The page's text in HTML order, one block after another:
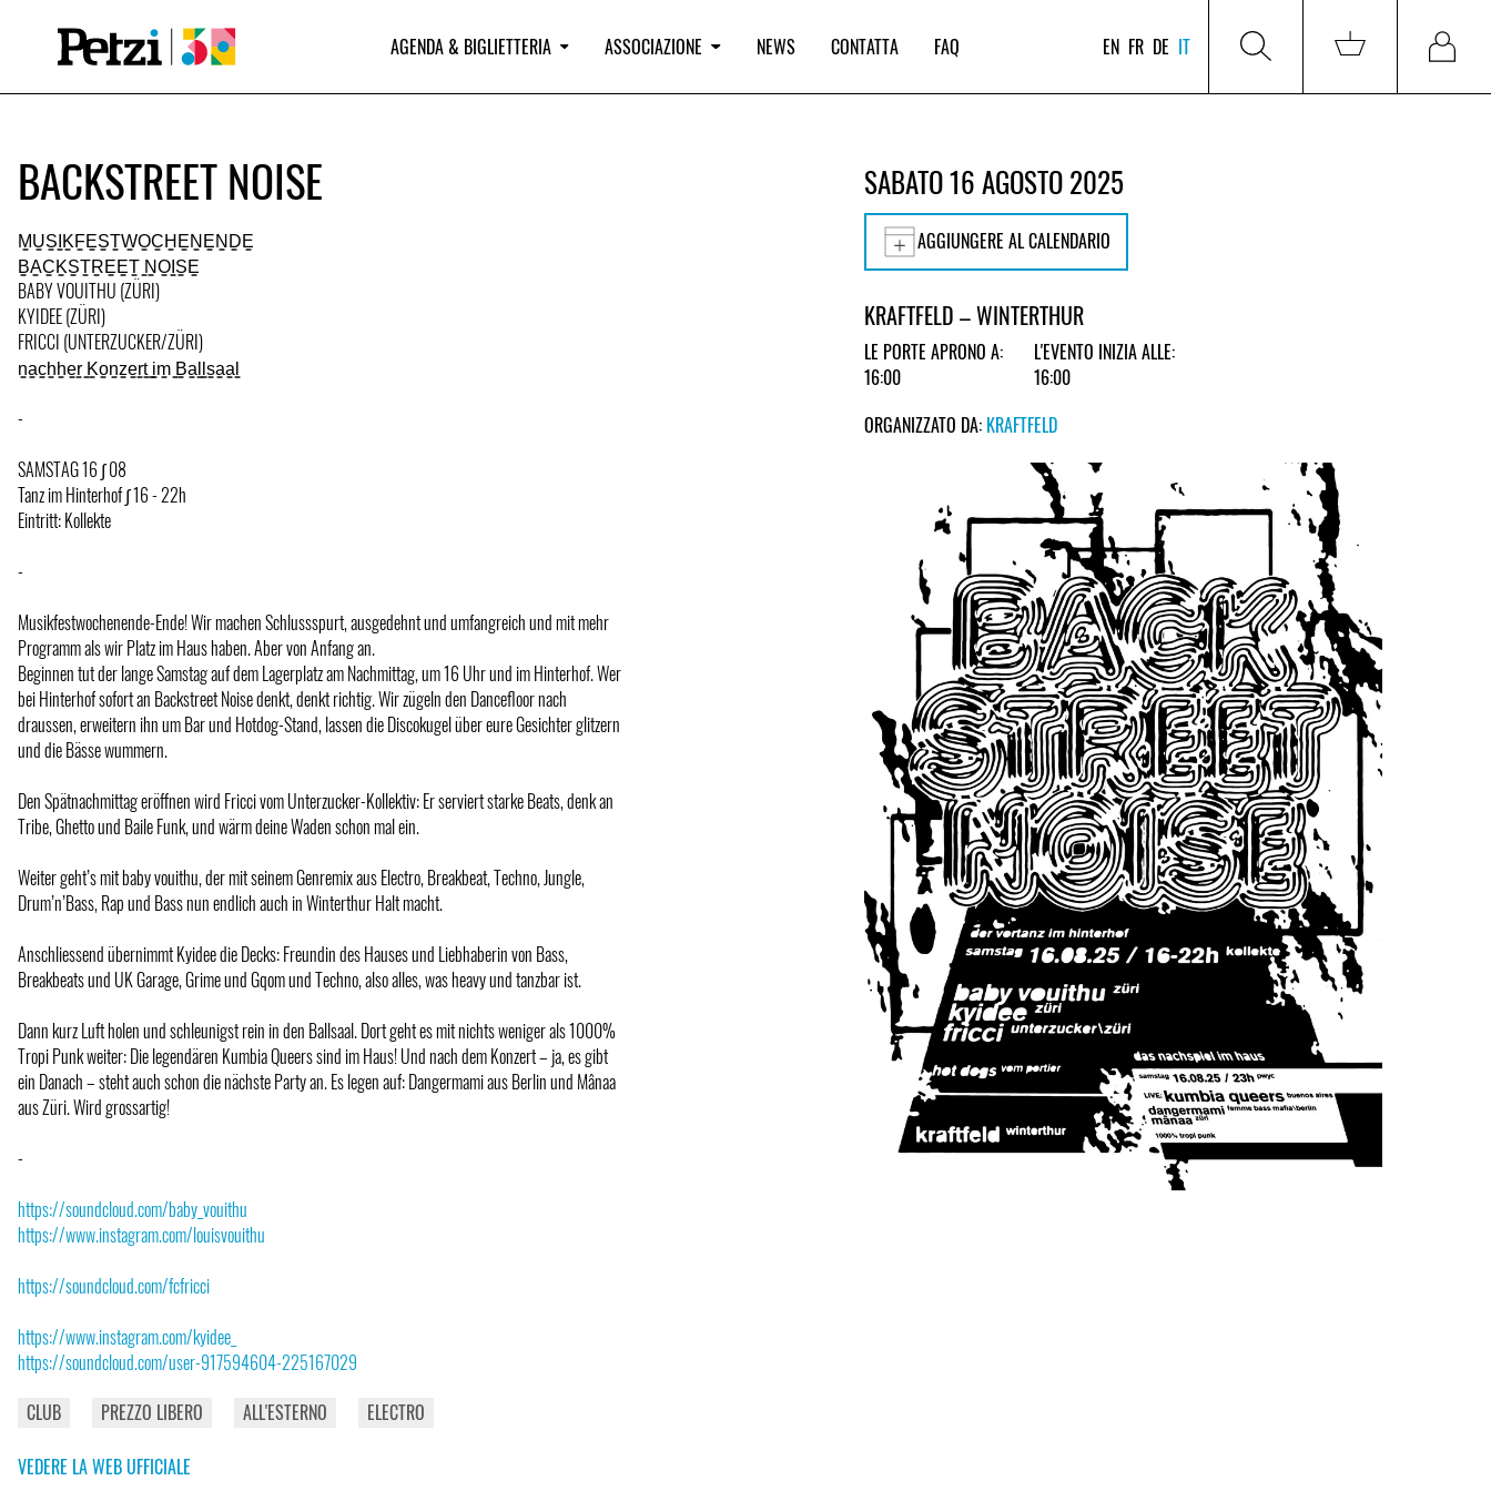
AGENDA & BIGLIETTERIA ASSOCIAZIONE NEWS CONTATTA FAQ EN FR DE IT
BACKSTREET NOISE
M̳U̳S̳I̳K̳F̳E̳S̳T̳W̳O̳C̳H̳E̳N̳E̳N̳D̳E̳
B̳A̳C̳K̳S̳T̳R̳E̳E̳T̳ ̳N̳O̳I̳S̳E̳
BABY VOUITHU (ZÜRI)
KYIDEE (ZÜRI)
FRICCI (UNTERZUCKER/ZÜRI)
n̳a̳c̳h̳h̳e̳r̳ ̳K̳o̳n̳z̳e̳r̳t̳ ̳i̳m̳ ̳B̳a̳l̳l̳s̳a̳a̳l̳
-
SAMSTAG 16 ∫ 08
Tanz im Hinterhof ∫ 16 - 22h
Eintritt: Kollekte
-
Musikfestwochenende-Ende! Wir machen Schlussspurt, ausgedehnt und umfangreich und mit mehr
Programm als wir Platz im Haus haben. Aber von Anfang an.
Beginnen tut der lange Samstag auf dem Lagerplatz am Nachmittag, um 16 Uhr und im Hinterhof. Wer
bei Hinterhof sofort an Backstreet Noise denkt, denkt richtig. Wir zügeln den Dancefloor nach
draussen, erweitern ihn um Bar und Hotdog-Stand, lassen die Discokugel über eure Gesichter glitzern
und die Bässe wummern.
Den Spätnachmittag eröffnen wird Fricci vom Unterzucker-Kollektiv: Er serviert starke Beats, denk an
Tribe, Ghetto und Baile Funk, und wärm deine Waden schon mal ein.
Weiter geht’s mit baby vouithu, der mit seinem Genremix aus Electro, Breakbeat, Techno, Jungle,
Drum’n’Bass, Rap und Bass nun endlich auch in Winterthur Halt macht.
Anschliessend übernimmt Kyidee die Decks: Freundin des Hauses und Liebhaberin von Bass,
Breakbeats und UK Garage, Grime und Gqom und Techno, also alles, was heavy und tanzbar ist.
Dann kurz Luft holen und schleunigst rein in den Ballsaal. Dort geht es mit nichts weniger als 1000%
Tropi Punk weiter: Die legendären Kumbia Queers sind im Haus! Und nach dem Konzert – ja, es gibt
ein Danach – steht auch schon die nächste Party an. Es legen auf: Dangermami aus Berlin und Mânaa
aus Züri. Wird grossartig!
-
https://soundcloud.com/baby_vouithu
https://www.instagram.com/louisvouithu
https://soundcloud.com/fcfricci
https://www.instagram.com/kyidee_
https://soundcloud.com/user-917594604-225167029
CLUB
PREZZO LIBERO ALL'ESTERNO ELECTRO
VEDERE LA WEB UFFICIALE
SABATO 16 AGOSTO 2025
AGGIUNGERE AL CALENDARIO
KRAFTFELD – WINTERTHUR
LE PORTE APRONO A:
16:00
L'EVENTO INIZIA ALLE:
16:00
ORGANIZZATO DA: KRAFTFELD